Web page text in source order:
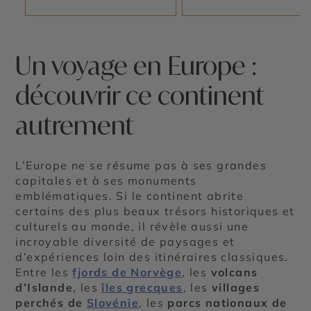
Un voyage en Europe :
découvrir ce continent
autrement
L’Europe ne se résume pas à ses grandes
capitales et à ses monuments
emblématiques. Si le continent abrite
certains des plus beaux trésors historiques et
culturels au monde, il révèle aussi une
incroyable diversité de paysages et
d’expériences loin des itinéraires classiques.
Entre lesfjords de Norvège, les volcans
d’Islande, lesîles grecques, lesvillages
perchés de Slovénie, les parcs nationaux de